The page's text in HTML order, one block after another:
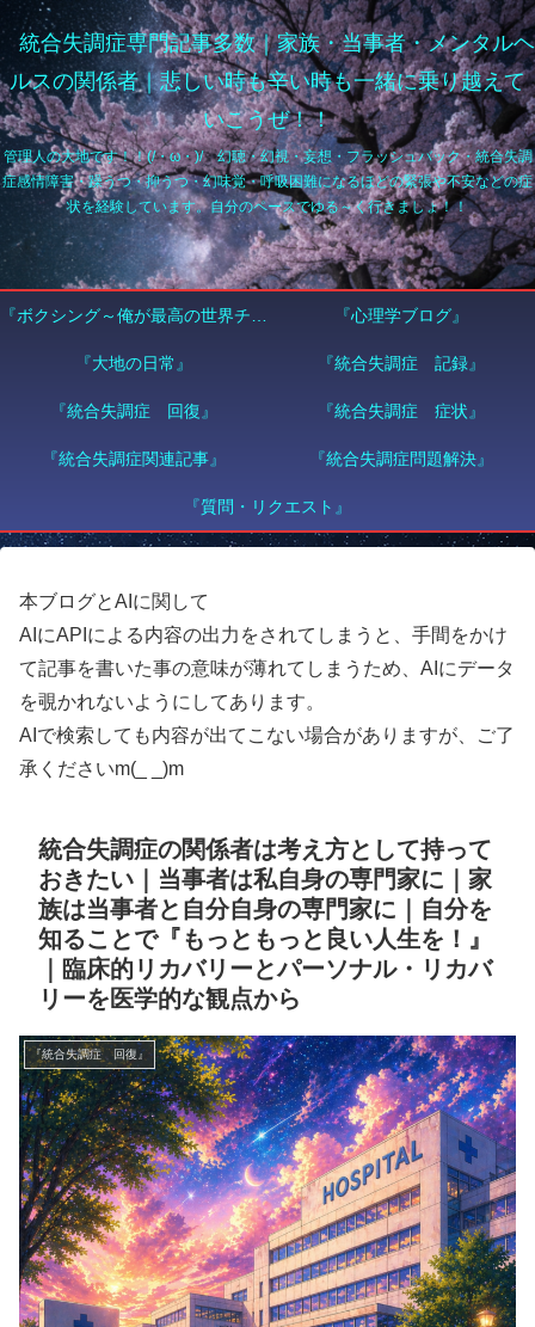
統合失調症専門記事多数｜家族・当事者・メンタルヘ
ルスの関係者｜悲しい時も辛い時も一緒に乗り越えて
いこうぜ！！
『心理学ブログ』
『大地の日常』 『統合失調症 記録』
『統合失調症 回復』 『統合失調症 症状』
『統合失調症関連記事』 『統合失調症問題解決』
『質問・リクエスト』
本ブログとAIに関して
AIにAPIによる内容の出力をされてしまうと、手間をかけ
て記事を書いた事の意味が薄れてしまうため、AIにデータ
を覗かれないようにしてあります。
AIで検索しても内容が出てこない場合がありますが、ご了
承くださいm(_ _)m
統合失調症の関係者は考え方として持って
おきたい｜当事者は私自身の専門家に｜家
族は当事者と自分自身の専門家に｜自分を
知ることで『もっともっと良い人生を！』
｜臨床的リカバリーとパーソナル・リカバ
リーを医学的な観点から
『統合失調症 回復』